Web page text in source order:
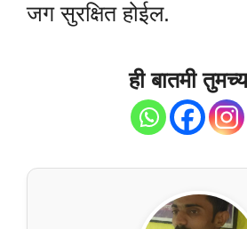
जग सुरक्षित होईल.
ही बातमी